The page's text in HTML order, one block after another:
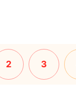
2 3